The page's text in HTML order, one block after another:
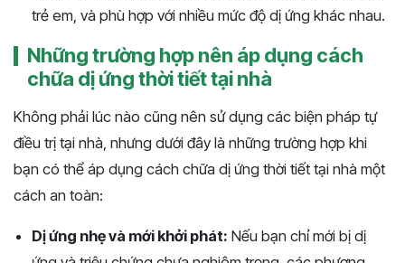
trẻ em, và phù hợp với nhiều mức độ dị ứng khác nhau.
Những trường hợp nên áp dụng cách
chữa dị ứng thời tiết tại nhà
Không phải lúc nào cũng nên sử dụng các biện pháp tự
điều trị tại nhà, nhưng dưới đây là những trường hợp khi
bạn có thể áp dụng cách chữa dị ứng thời tiết tại nhà một
cách an toàn:
Dị ứng nhẹ và mới khởi phát: Nếu bạn chỉ mới bị dị